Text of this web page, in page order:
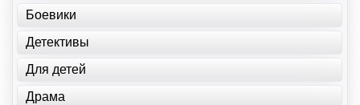
Боевики
Детективы
Для детей
Драма